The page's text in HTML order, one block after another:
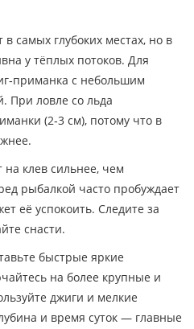
самых глубоких местах, но в
у тёплых потоков. Для
с небольшим
При ловле со льда
(2‑3 см), потому что в
на клев сильнее, чем
рыбалкой часто пробуждает
её успокоить. Следите за
снасти.
быстрые яркие
на более крупные и
джиги и мелкие
и время суток — главные